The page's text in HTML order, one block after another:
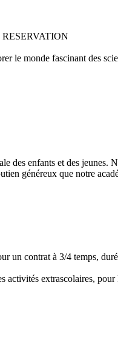
le monde fascinant des
des enfants et des jeunes.
généreux que notre
un contrat à 3/4 temps,
extrascolaires,